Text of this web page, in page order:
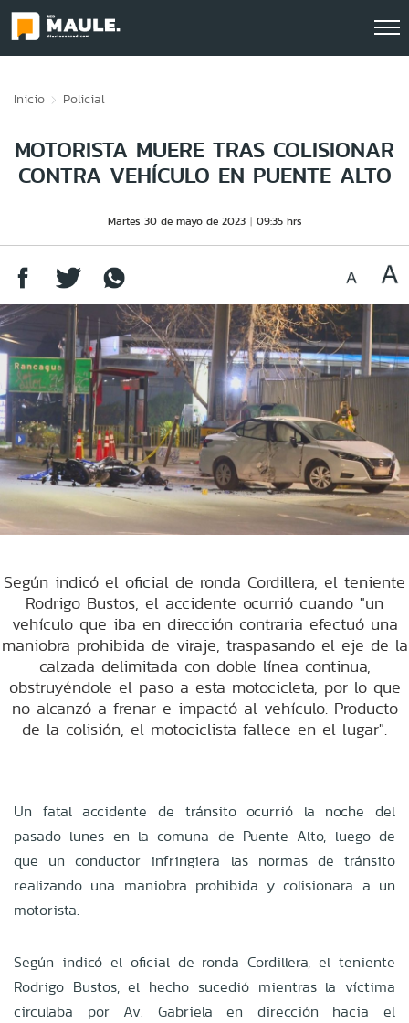
Inicio Policial
MOTORISTA MUERE TRAS COLISIONAR
CONTRA VEHÍCULO EN PUENTE ALTO
Martes 30 de mayo de 2023 09:35 hrs
Según indicó el oficial de ronda Cordillera, el teniente
Rodrigo Bustos, el accidente ocurrió cuando "un
vehículo que iba en dirección contraria efectuó una
maniobra prohibida de viraje, traspasando el eje de la
calzada delimitada con doble línea continua,
obstruyéndole el paso a esta motocicleta, por lo que
no alcanzó a frenar e impactó al vehículo. Producto
de la colisión, el motociclista fallece en el lugar".
Un fatal accidente de tránsito ocurrió la noche del
pasado lunes en la comuna de Puente Alto, luego de
que un conductor infringiera las normas de tránsito
realizando una maniobra prohibida y colisionara a un
motorista.
Según indicó el oficial de ronda Cordillera, el teniente
Rodrigo Bustos, el hecho sucedió mientras la víctima
circulaba por Av. Gabriela en dirección hacia el